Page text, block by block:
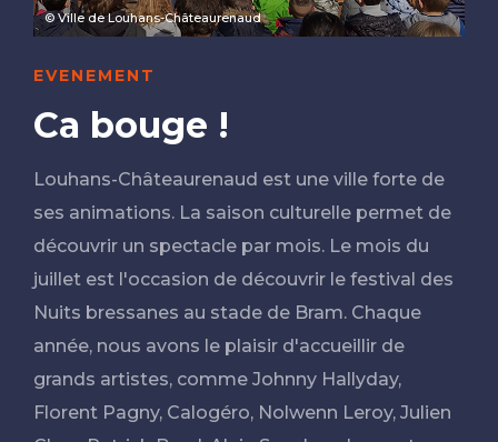
© Ville de Louhans-Châteaurenaud
EVENEMENT
Ca bouge !
Louhans-Châteaurenaud est une ville forte de
ses animations. La saison culturelle permet de
découvrir un spectacle par mois. Le mois du
juillet est l'occasion de découvrir le festival des
Nuits bressanes au stade de Bram. Chaque
année, nous avons le plaisir d'accueillir de
grands artistes, comme Johnny Hallyday,
Florent Pagny, Calogéro, Nolwenn Leroy, Julien